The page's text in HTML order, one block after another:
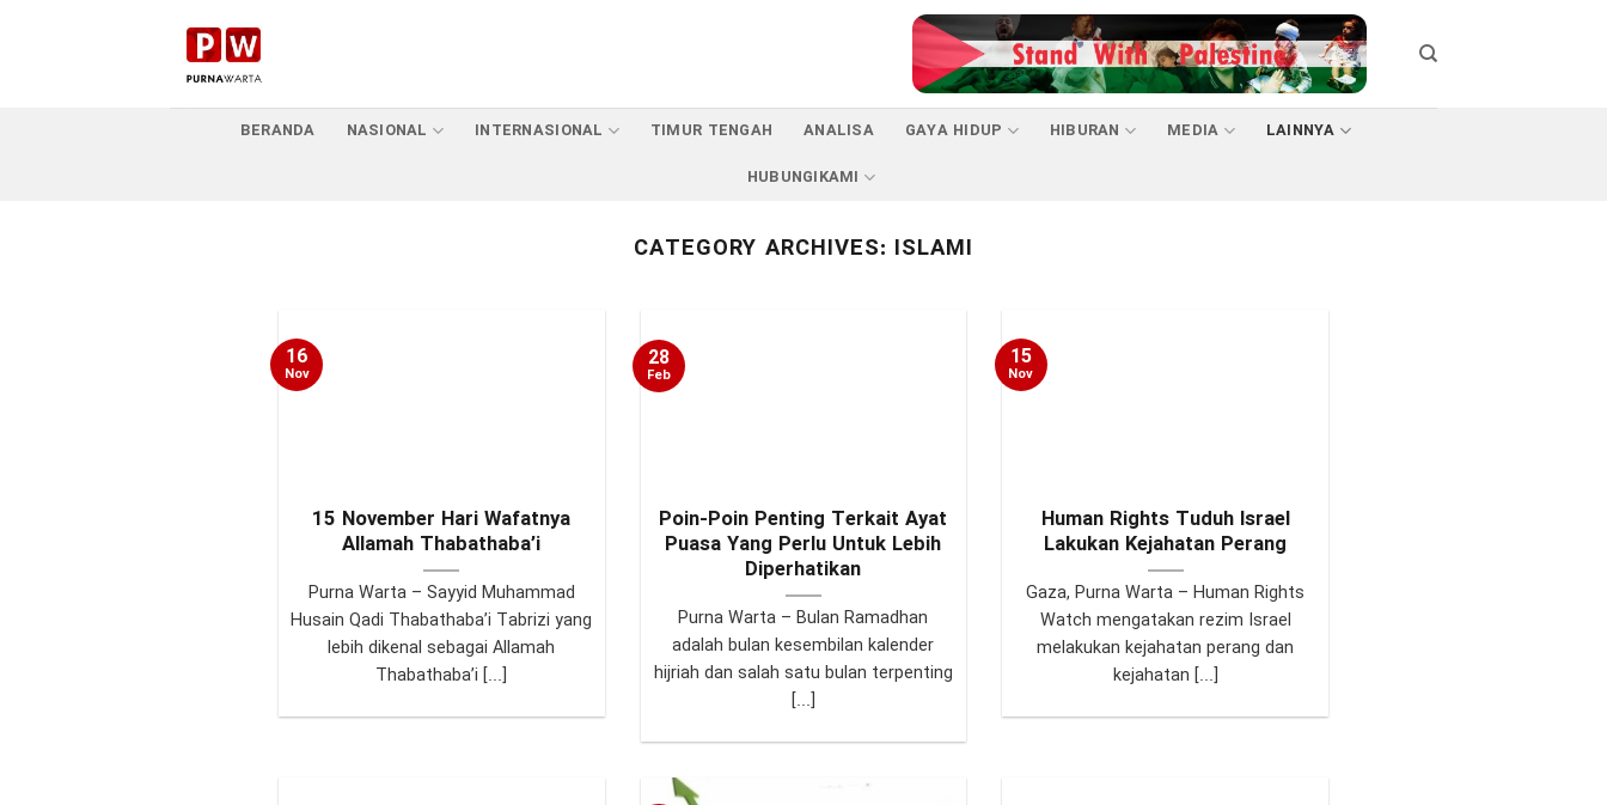
BERANDA NASIONAL INTERNASIONAL TIMUR TENGAH ANALISA GAYA HIDUP HIBURAN MEDIA
LAINNYA
HUBUNGIKAMI
CATEGORY ARCHIVES: ISLAMI
15 November Hari Wafatnya
Allamah Thabathaba’i
Purna Warta – Sayyid Muhammad
Husain Qadi Thabathaba’i Tabrizi yang
lebih dikenal sebagai Allamah
Thabathaba’i [...]
16
Nov
Poin-Poin Penting Terkait Ayat
Puasa Yang Perlu Untuk Lebih
Diperhatikan
Purna Warta – Bulan Ramadhan
adalah bulan kesembilan kalender
hijriah dan salah satu bulan terpenting
[...]
28
Feb
Human Rights Tuduh Israel
Lakukan Kejahatan Perang
Gaza, Purna Warta – Human Rights
Watch mengatakan rezim Israel
melakukan kejahatan perang dan
kejahatan [...]
15
Nov